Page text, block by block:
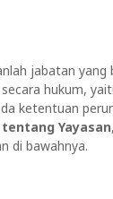
jabatan yang
hukum,
ketentuan
tentang Yayasan
di bawahnya.